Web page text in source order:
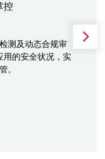
控
测及动态合规审
用的安全状况，实
。